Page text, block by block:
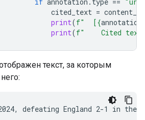
cited_text =
print(f"  [{annotation
print(f"    Cited
текст, за которым
2024, defeating England 2-1 in